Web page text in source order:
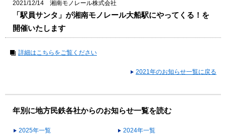
2021/12/14 湘南モノレール株式会社
「駅員サンタ」が湘南モノレール大船駅にやってくる！を
開催いたします
詳細はこちらをご覧ください
2021年のお知らせ一覧に戻る
年別に地方民鉄各社からのお知らせ一覧を読む
2025年一覧
2024年一覧